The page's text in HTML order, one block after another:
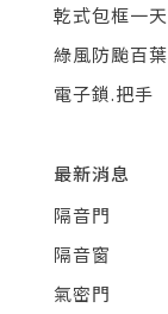
乾式包框一
綠風防颱百葉
電子鎖.把手
最新消息
隔音門
隔音窗
氣密門